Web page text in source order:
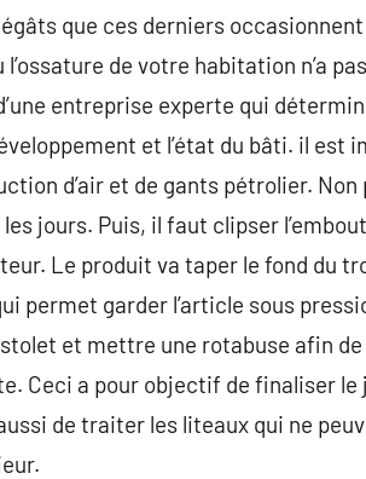
que ces derniers
l’ossature de votre habitation n’a
entreprise experte qui
et l’état du bâti. il est
d’air et de gants pétrolier.
jours. Puis, il faut clipser
Le produit va taper le fond du
permet garder l’article sous
et mettre une rotabuse afin
Ceci a pour objectif de finaliser
de traiter les liteaux qui ne